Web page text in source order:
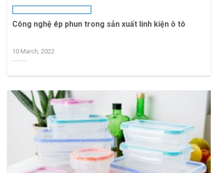
Công nghệ ép phun trong sản xuất linh kiện ô tô
10 March, 2022